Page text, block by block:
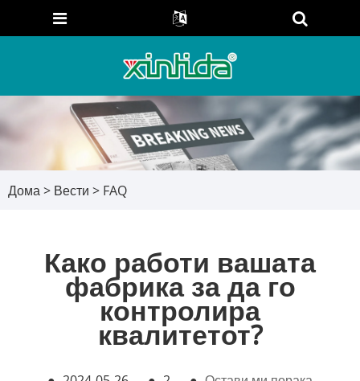
Дома> Вести > FAQ
Како работи вашата
фабрика за да го
контролира
квалитетот?